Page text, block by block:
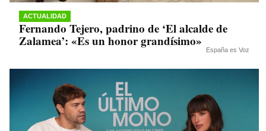
ACTUALIDAD
Fernando Tejero, padrino de ‘El alcalde de
Zalamea’: «Es un honor grandísimo»
España es Voz